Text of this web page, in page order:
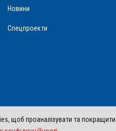
Новини
Спецпроекти
щоб проаналізувати та